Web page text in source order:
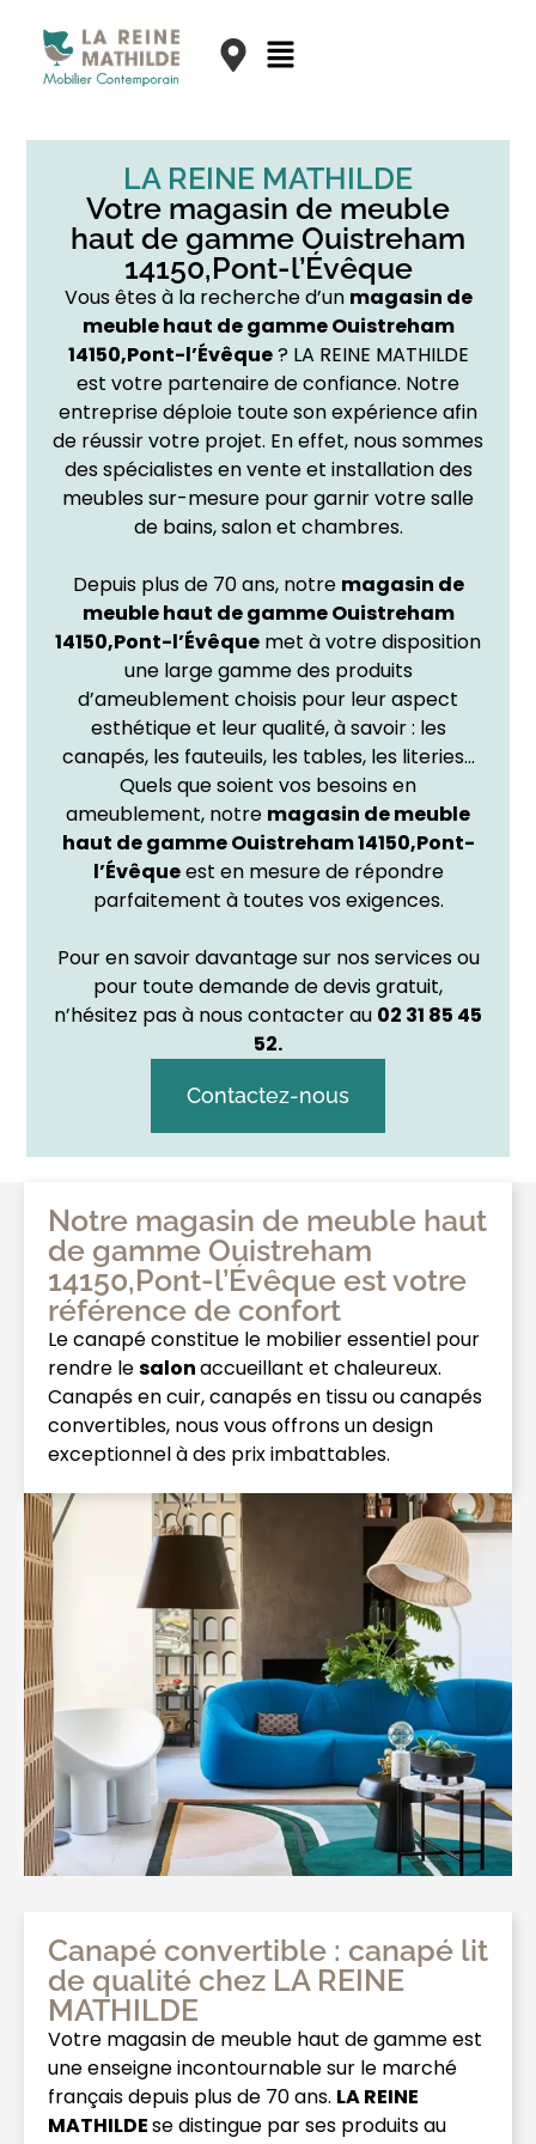
LA REINE MATHILDE
Votre magasin de meuble
haut de gamme Ouistreham
14150,Pont-l’Évêque
Vous êtes à la recherche d’un magasin de
meuble haut de gamme Ouistreham
14150,Pont-l’Évêque? LA REINE MATHILDE
est votre partenaire de confiance. Notre
entreprise déploie toute son expérience afin
de réussir votre projet. En effet, nous sommes
des spécialistes en vente et installation des
meubles sur-mesure pour garnir votre salle
de bains, salon et chambres.
Depuis plus de 70 ans, notre magasin de
meuble haut de gammeOuistreham
14150,Pont-l’Évêque met à votre disposition
une large gamme des produits
d’ameublement choisis pour leur aspect
esthétique et leur qualité, à savoir : les
canapés, les fauteuils, les tables, les literies…
Quels que soient vos besoins en
ameublement, notre magasin de meuble
haut de gamme Ouistreham 14150,Pont-
l’Évêqueest en mesure de répondre
parfaitement à toutes vos exigences.
Pour en savoir davantage sur nos services ou
pour toute demande de devis gratuit,
n’hésitez pas à nous contacter au 02 31 85 45
52.
Contactez-nous
Notre magasin de meuble haut
de gamme Ouistreham
14150,Pont-l’Évêque est votre
référence de confort
Le canapé constitue le mobilier essentiel pour
rendre lesalonaccueillant et chaleureux.
Canapés en cuir, canapés en tissu ou canapés
convertibles, nous vous offrons un design
exceptionnel à des prix imbattables.
Canapé convertible : canapé lit
de qualité chez LA REINE
MATHILDE
Votre magasin de meuble haut de gamme est
une enseigne incontournable sur le marché
français depuis plus de 70 ans. LA REINE
MATHILDEse distingue par ses produits au